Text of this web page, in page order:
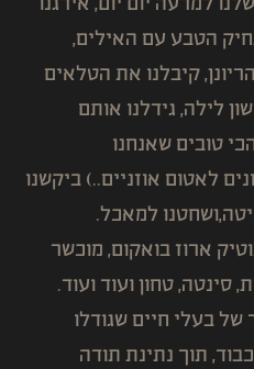
למרעה יום יום, אירגנו
הטבע עם האילים,
חודשי הריונן, קיבלנו את הטלאים
לילה, גידלנו אותם
טובים שאנחנו
לאטום אוזניים..) ביקשנו
למאכל.
ארוז בואקום, מוכשר
סינטה, טחון ועוד ועוד.
בעלי חיים שגודלו
תוך נתינת תודה